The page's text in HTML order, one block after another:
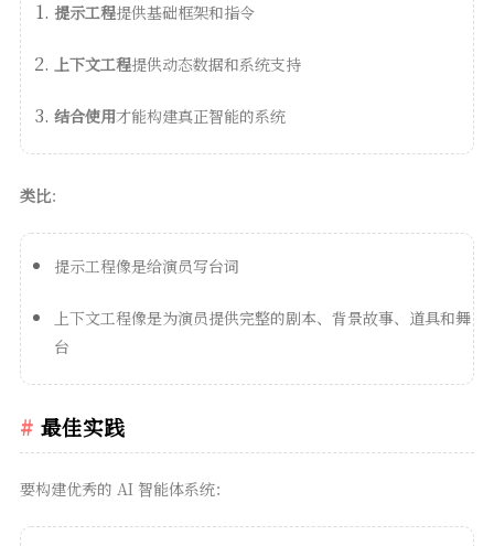
提示工程提供基础框架和指令
上下文工程提供动态数据和系统支持
结合使用才能构建真正智能的系统
类比：
提示工程像是给演员写台词
上下文工程像是为演员提供完整的剧本、背景故事、道具和舞
台
最佳实践
要构建优秀的 AI 智能体系统：